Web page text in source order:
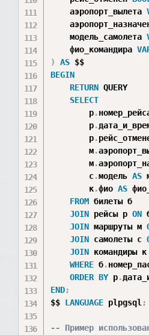
    аэропорт_вылета
    модель_самолета
    фио_командира
)
AS
BEGIN
RETURN QUERY
SELECT
        р
.
        р
.
        р
.
        м
.
        м
.
        с
.модель AS
        к
.фио AS
FROM билеты б
JOIN рейсы р ON
JOIN маршруты м
JOIN самолеты с
JOIN командиры
WHERE б.
ORDER BY р.
END;
$$ LANGUAGE plpgsql ;
-- Пример